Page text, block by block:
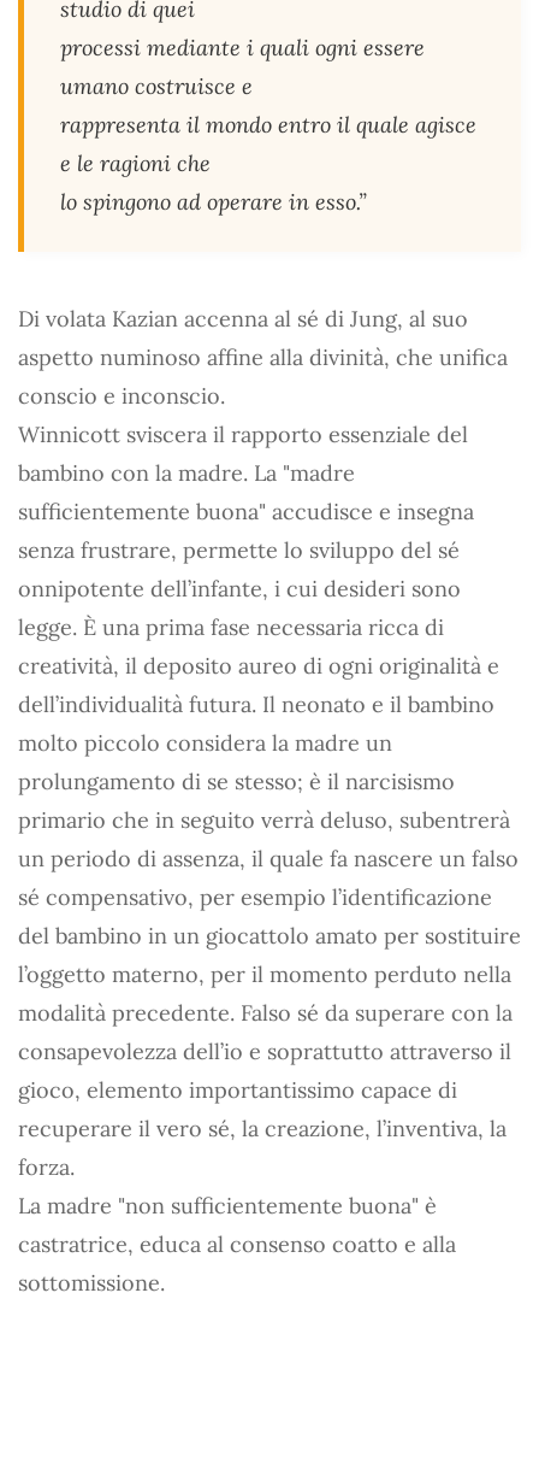
studio di quei
processi mediante i quali ogni essere
umano costruisce e
rappresenta il mondo entro il quale agisce
e le ragioni che
lo spingono ad operare in esso.”
Di volata Kazian accenna al sé di Jung, al suo
aspetto numinoso affine alla divinità, che unifica
conscio e inconscio.
Winnicott sviscera il rapporto essenziale del
bambino con la madre. La "madre
sufficientemente buona" accudisce e insegna
senza frustrare, permette lo sviluppo del sé
onnipotente dell’infante, i cui desideri sono
legge. È una prima fase necessaria ricca di
creatività, il deposito aureo di ogni originalità e
dell’individualità futura. Il neonato e il bambino
molto piccolo considera la madre un
prolungamento di se stesso; è il narcisismo
primario che in seguito verrà deluso, subentrerà
un periodo di assenza, il quale fa nascere un falso
sé compensativo, per esempio l’identificazione
del bambino in un giocattolo amato per sostituire
l’oggetto materno, per il momento perduto nella
modalità precedente. Falso sé da superare con la
consapevolezza dell’io e soprattutto attraverso il
gioco, elemento importantissimo capace di
recuperare il vero sé, la creazione, l’inventiva, la
forza.
La madre "non sufficientemente buona" è
castratrice, educa al consenso coatto e alla
sottomissione.